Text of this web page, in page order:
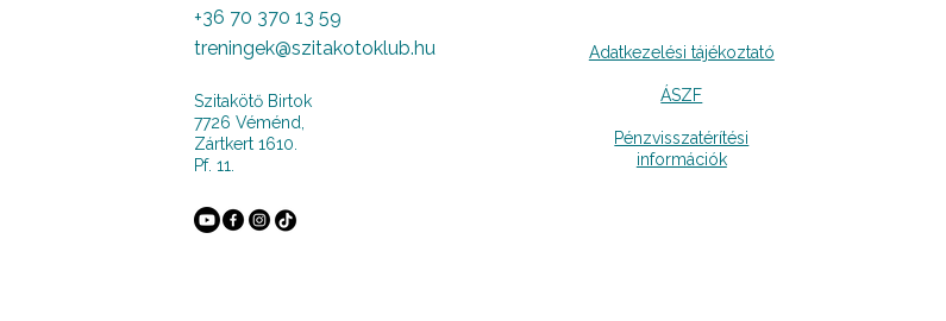
+36 70 370 13 59
treningek@szitakotoklub.hu
Szitakötő Birtok
7726 Véménd,
Zártkert 1610.
Pf. 11.
Adatkezelési tájékoztató
ÁSZF
Pénzvisszatérítési
információk